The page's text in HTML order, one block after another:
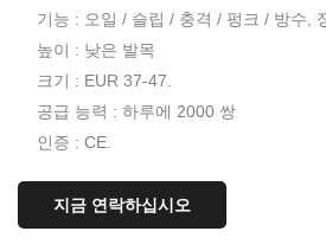
기능 : 오일 / 슬립 / 충격 / 펑크 / 방수,
높이 : 낮은 발목
크기 : EUR 37-47.
공급 능력 : 하루에 2000 쌍
인증 : CE.
지금 연락하십시오